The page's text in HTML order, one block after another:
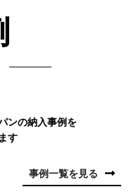
ンの納入事例を
す
事例一覧を見る